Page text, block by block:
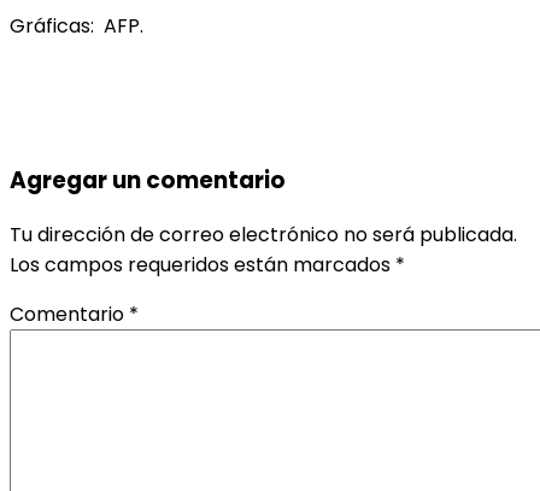
Gráficas: AFP.
Agregar un comentario
Tu dirección de correo electrónico no será publicada.
Los campos requeridos están marcados *
Comentario *